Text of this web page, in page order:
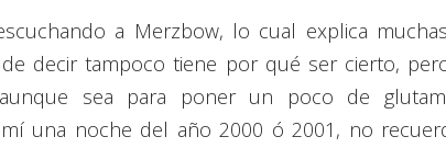
a Merzbow, lo cual explica
decir tampoco tiene por qué ser cierto,
sea para poner un poco de
una noche del año 2000 ó 2001, no